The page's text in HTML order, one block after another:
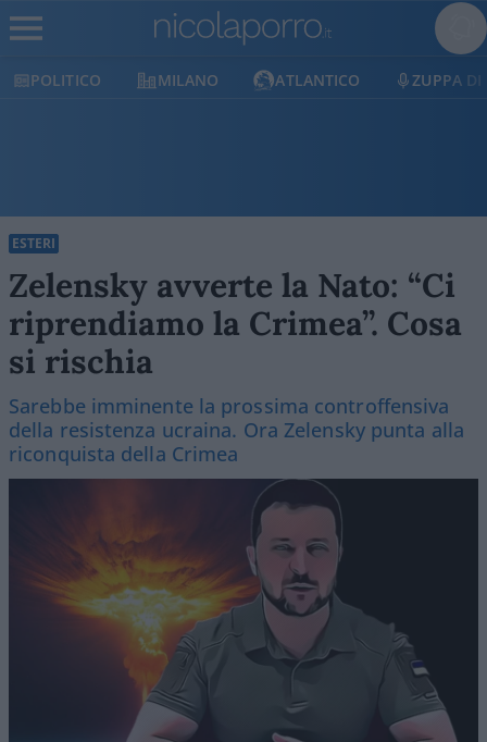
POLITICO MILANO ATLANTICO ZUPPA DI
ESTERI
Zelensky avverte la Nato: “Ci
riprendiamo la Crimea”. Cosa
si rischia
Sarebbe imminente la prossima controffensiva
della resistenza ucraina. Ora Zelensky punta alla
riconquista della Crimea